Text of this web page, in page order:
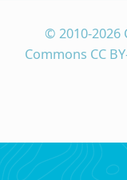
© 2010-2026
Commons CC